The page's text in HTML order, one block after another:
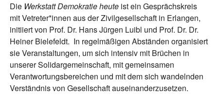
Die Werkstatt Demokratie heute ist ein Gesprächskreis
mit Vetreter*innen aus der Zivilgesellschaft in Erlangen,
initiiert von Prof. Dr. Hans Jürgen Luibl und Prof. Dr. Dr.
Heiner Bielefeldt. In regelmäßigen Abständen organisiert
sie Veranstaltungen, um sich intensiv mit Brüchen in
unserer Solidargemeinschaft, mit gemeinsamen
Verantwortungsbereichen und mit dem sich wandelnden
Verständnis von Gesellschaft auseinanderzusetzen.